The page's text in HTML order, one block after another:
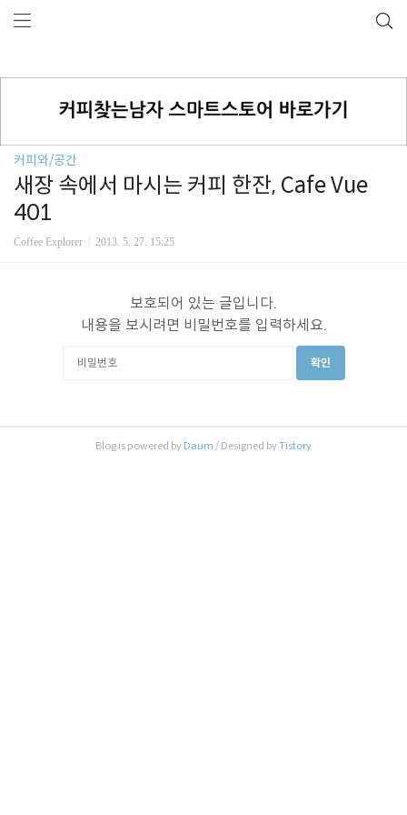
커피와/공간
새장 속에서 마시는 커피 한잔, Cafe Vue
401
Coffee Explorer 2013. 5. 27. 15:25
보호되어 있는 글입니다.
내용을 보시려면 비밀번호를 입력하세요.
확인
Blog is powered by Daum / Designed byTistory